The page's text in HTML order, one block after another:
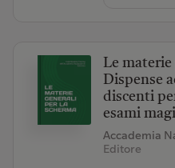
Le materie
Dispense
discenti
esami
Accademia
Editore